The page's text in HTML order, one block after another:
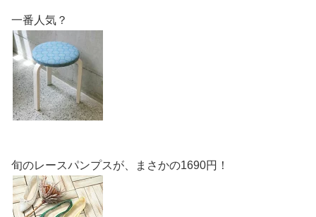
一番人気？
旬のレースパンプスが、まさかの1690円！